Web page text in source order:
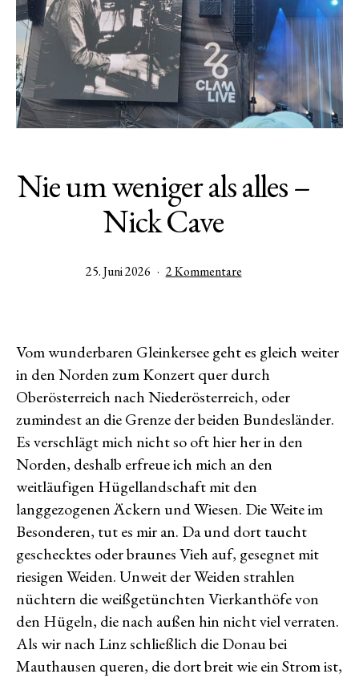
Nie um weniger als alles –
Nick Cave
Veröffentlicht
25. Juni 2026 2 Kommentarezu
alles
–
Nick
Cave
Vom wunderbaren Gleinkersee geht es gleich weiter
in den Norden zum Konzert quer durch
Oberösterreich nach Niederösterreich, oder
zumindest an die Grenze der beiden Bundesländer.
Es verschlägt mich nicht so oft hier her in den
Norden, deshalb erfreue ich mich an den
weitläufigen Hügellandschaft mit den
langgezogenen Äckern und Wiesen. Die Weite im
Besonderen, tut es mir an. Da und dort taucht
geschecktes oder braunes Vieh auf, gesegnet mit
riesigen Weiden. Unweit der Weiden strahlen
nüchtern die weißgetünchten Vierkanthöfe von
den Hügeln, die nach außen hin nicht viel verraten.
Als wir nach Linz schließlich die Donau bei
Mauthausen queren, die dort breit wie ein Strom ist,